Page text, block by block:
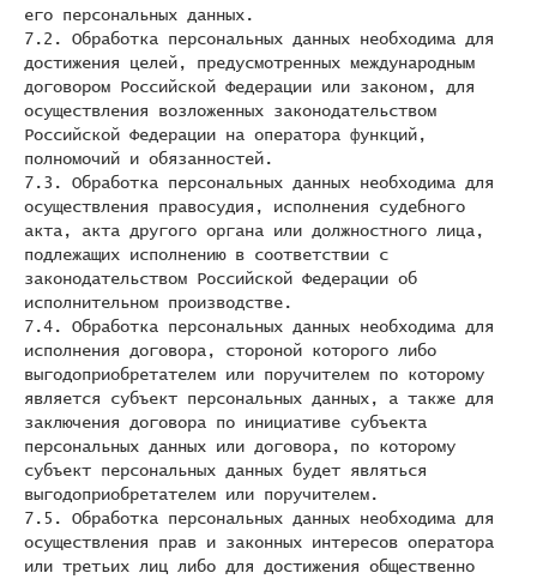
его персональных данных.
7.2. Обработка персональных данных необходима для
достижения целей, предусмотренных международным
договором Российской Федерации или законом, для
осуществления возложенных законодательством
Российской Федерации на оператора функций,
полномочий и обязанностей.
7.3. Обработка персональных данных необходима для
осуществления правосудия, исполнения судебного
акта, акта другого органа или должностного лица,
подлежащих исполнению в соответствии с
законодательством Российской Федерации об
исполнительном производстве.
7.4. Обработка персональных данных необходима для
исполнения договора, стороной которого либо
выгодоприобретателем или поручителем по которому
является субъект персональных данных, а также для
заключения договора по инициативе субъекта
персональных данных или договора, по которому
субъект персональных данных будет являться
выгодоприобретателем или поручителем.
7.5. Обработка персональных данных необходима для
осуществления прав и законных интересов оператора
или третьих лиц либо для достижения общественно